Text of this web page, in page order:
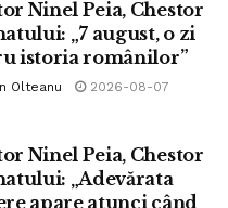
Ninel Peia, Chestor
„7 august, o zi
istoria românilor”
Olteanu 2026-08-07
Ninel Peia, Chestor
„Adevărata
apare atunci când